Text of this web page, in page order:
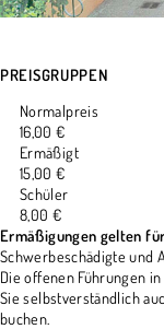
PREISGRUPPEN
Normalpreis
16,00 €
Ermäßigt
15,00 €
Schüler
8,00 €
Ermäßigungen gelten
Schwerbeschädigte und
Die offenen Führungen
Sie selbstverständlich
buchen.